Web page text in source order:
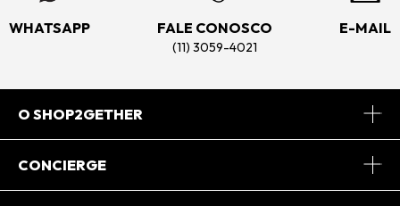
WHATSAPP FALE CONOSCO
(11) 3059-4021
E-MAIL
O SHOP2GETHER
Sobre Nós
CONCIERGE